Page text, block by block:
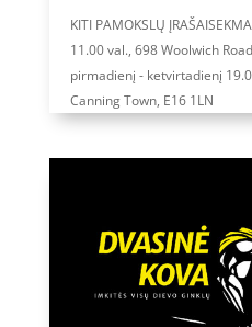
KITI PAMOKSLŲ
11.00 val., 698 Woolwich
pirmadienį - ketvirtadienį
Canning Town, E16 1LN